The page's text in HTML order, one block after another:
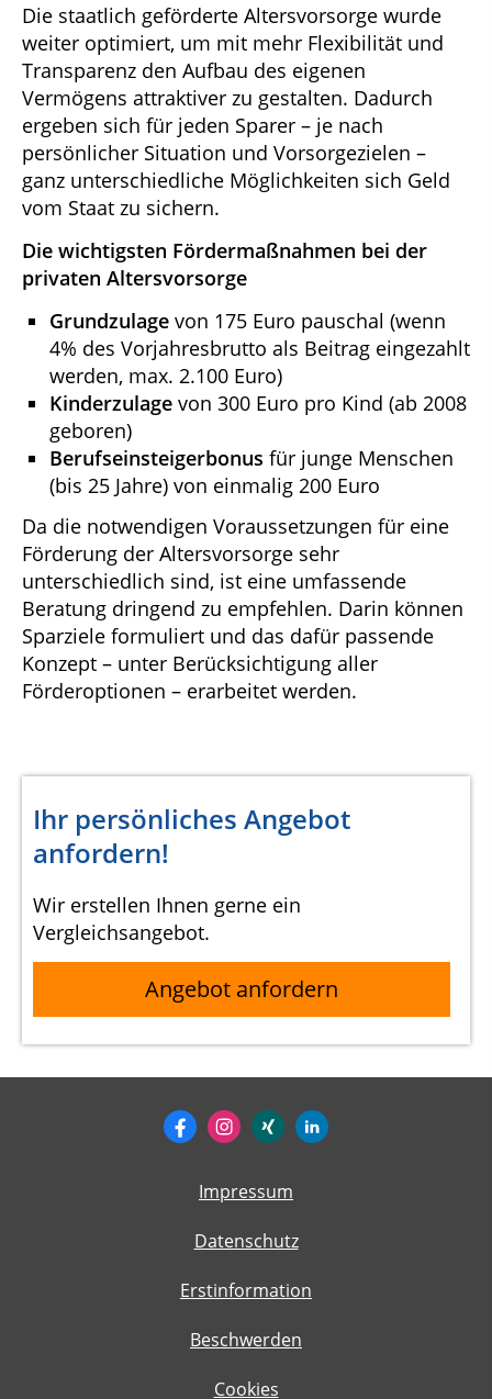
Die staatlich geförderte Altersvorsorge wurde
weiter optimiert, um mit mehr Flexibilität und
Transparenz den Aufbau des eigenen
Vermögens attraktiver zu gestalten. Dadurch
ergeben sich für jeden Sparer – je nach
persönlicher Situation und Vorsorgezielen –
ganz unterschiedliche Möglichkeiten sich Geld
vom Staat zu sichern.
Die wichtigsten Fördermaßnahmen bei der
privaten Altersvorsorge
Grundzulage von 175 Euro pauschal (wenn
4% des Vorjahresbrutto als Beitrag eingezahlt
werden, max. 2.100 Euro)
Kinderzulage von 300 Euro pro Kind (ab 2008
geboren)
Berufseinsteigerbonus für junge Menschen
(bis 25 Jahre) von einmalig 200 Euro
Da die notwendigen Voraussetzungen für eine
Förderung der Altersvorsorge sehr
unterschiedlich sind, ist eine umfassende
Beratung dringend zu empfehlen. Darin können
Sparziele formuliert und das dafür passende
Konzept – unter Berücksichtigung aller
Förderoptionen – erarbeitet werden.
Ihr persönliches Angebot
anfordern!
Wir erstellen Ihnen gerne ein
Vergleichsangebot.
Angebot anfordern
Impressum
Datenschutz
Erstinformation
Beschwerden
Cookies